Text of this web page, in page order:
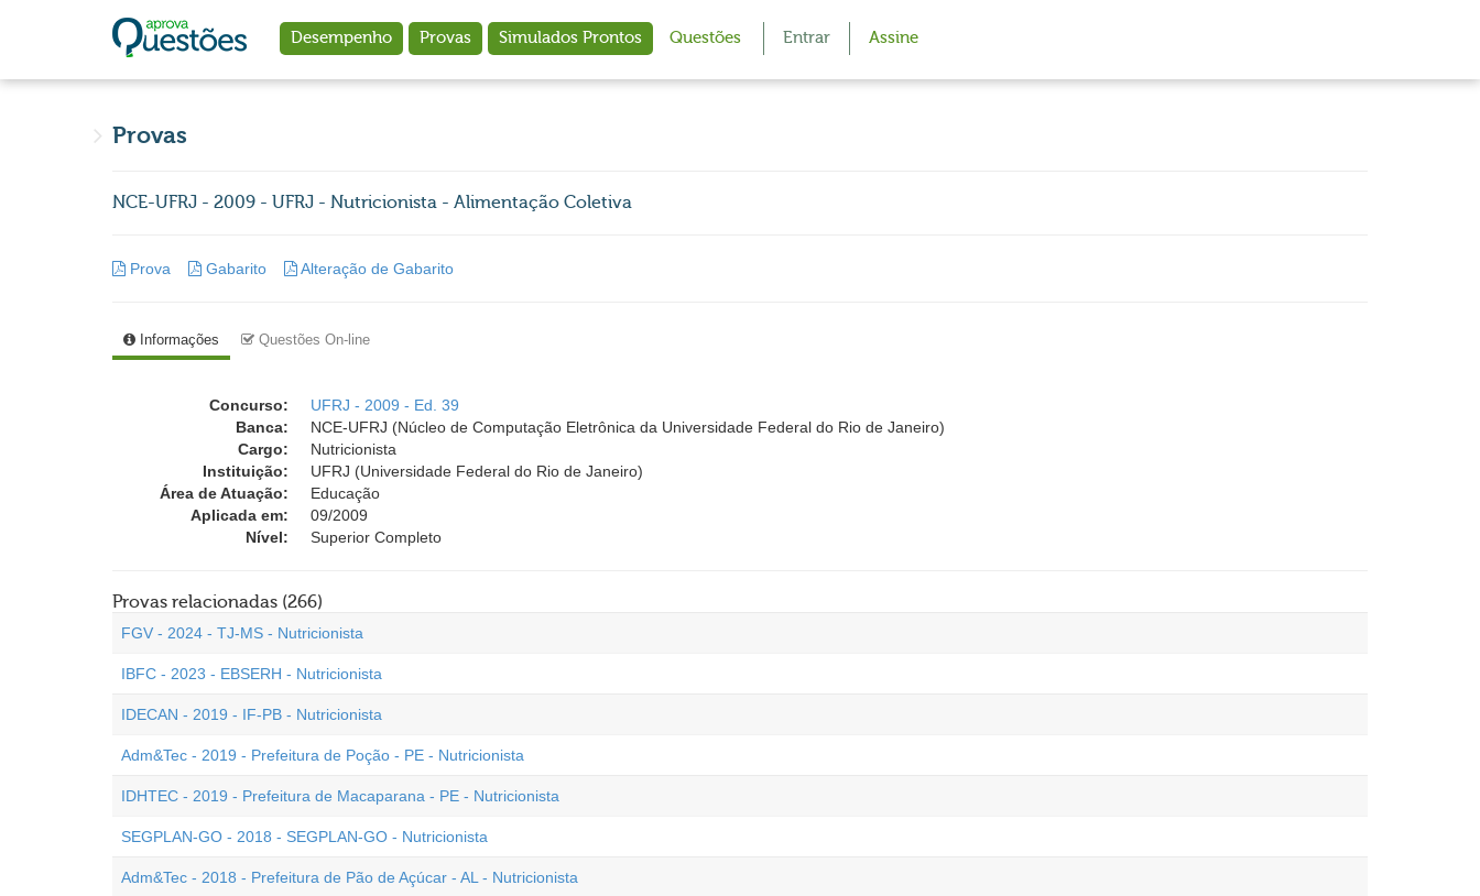
Desempenho Provas Simulados Prontos Questões Entrar Assine
Provas
NCE-UFRJ - 2009 - UFRJ - Nutricionista - Alimentação Coletiva
Prova Gabarito Alteração de Gabarito
Informações Questões On-line
Concurso:
UFRJ - 2009 - Ed. 39
Banca:
NCE-UFRJ (Núcleo de Computação Eletrônica da Universidade Federal do Rio de Janeiro)
Cargo:
Nutricionista
Instituição:
UFRJ (Universidade Federal do Rio de Janeiro)
Área de Atuação:
Educação
Aplicada em:
09/2009
Nível:
Superior Completo
Provas relacionadas (266)
FGV - 2024 - TJ-MS - Nutricionista
IBFC - 2023 - EBSERH - Nutricionista
IDECAN - 2019 - IF-PB - Nutricionista
Adm&Tec - 2019 - Prefeitura de Poção - PE - Nutricionista
IDHTEC - 2019 - Prefeitura de Macaparana - PE - Nutricionista
SEGPLAN-GO - 2018 - SEGPLAN-GO - Nutricionista
Adm&Tec - 2018 - Prefeitura de Pão de Açúcar - AL - Nutricionista